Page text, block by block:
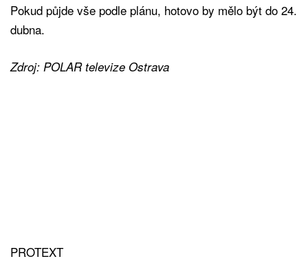
Pokud půjde vše podle plánu, hotovo by mělo být do 24.
dubna.
Zdroj: POLAR televize Ostrava
PROTEXT